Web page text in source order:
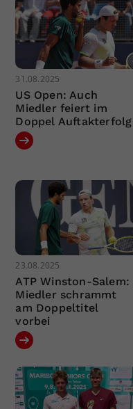
31.08.2025
US Open: Auch
Miedler feiert im
Doppel Auftakterfolg
23.08.2025
ATP Winston-Salem:
Miedler schrammt
am Doppeltitel
vorbei